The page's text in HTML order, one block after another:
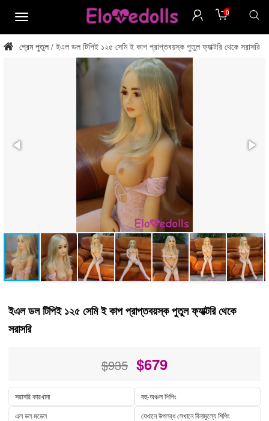
মেনু
0
প্রেম পুতুল / ইএল ডল টিপিই ১২৫ সেমি ই কাপ প্রাপ্তবয়স্ক পুতুল ফ্যাক্টরি থেকে সরাসরি
ইএল ডল টিপিই ১২৫ সেমি ই কাপ প্রাপ্তবয়স্ক পুতুল ফ্যাক্টরি থেকে
সরাসরি
$935 $679
সরাসরি কারখানা
বহু-অঞ্চল শিপিং
এল ডল মডেল
যেখানে উপলব্ধ সেখানে বিনামূল্যে শিপিং